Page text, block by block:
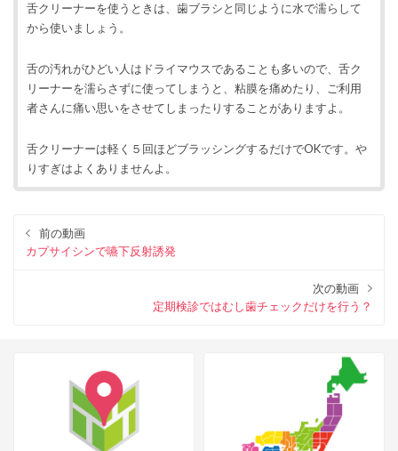
舌クリーナーを使うときは、歯ブラシと同じように水で濡らして
から使いましょう。
舌の汚れがひどい人はドライマウスであることも多いので、舌ク
リーナーを濡らさずに使ってしまうと、粘膜を痛めたり、ご利用
者さんに痛い思いをさせてしまったりすることがありますよ。
舌クリーナーは軽く５回ほどブラッシングするだけでOKです。や
りすぎはよくありませんよ。
前の動画
カプサイシンで嚥下反射誘発
次の動画
定期検診ではむし歯チェックだけを行う？